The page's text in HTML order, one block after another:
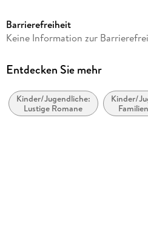
Reihe
Autor/Autorin
Illustrationen
Daniela Kohl
Barrierefreiheit
Keine Information zur
Entdecken Sie mehr
Kinder/Jugendliche:
Lustige Romane
Kinder/